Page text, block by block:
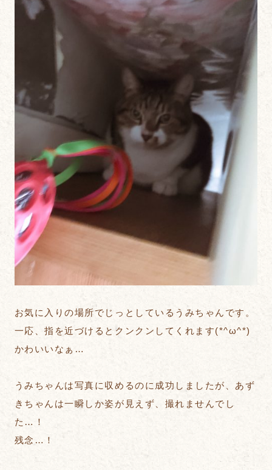
お気に入りの場所でじっとしているうみちゃんです。
一応、指を近づけるとクンクンしてくれます(*^ω^*)
かわいいなぁ…
うみちゃんは写真に収めるのに成功しましたが、あず
きちゃんは一瞬しか姿が見えず、撮れませんでし
た…！
残念…！